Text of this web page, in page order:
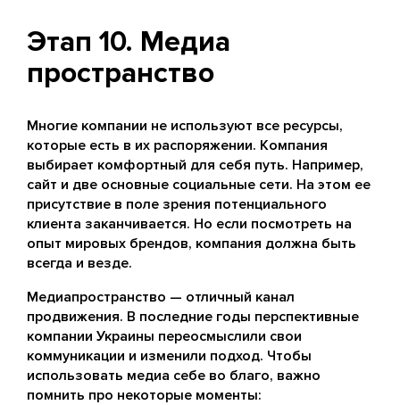
Этап 10. Медиа
пространство
Многие компании не используют все ресурсы,
которые есть в их распоряжении. Компания
выбирает комфортный для себя путь. Например,
сайт и две основные социальные сети. На этом ее
присутствие в поле зрения потенциального
клиента заканчивается. Но если посмотреть на
опыт мировых брендов, компания должна быть
всегда и везде.
Медиапространство — отличный канал
продвижения. В последние годы перспективные
компании Украины переосмыслили свои
коммуникации и изменили подход. Чтобы
использовать медиа себе во благо, важно
помнить про некоторые моменты: